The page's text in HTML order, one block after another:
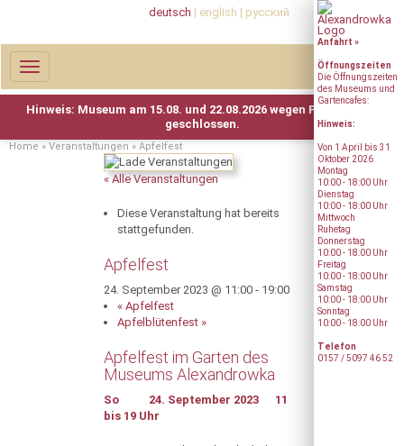
Anfahrt »
Öffnungs­zeiten
Die Öffnungszeiten
des Museums und
Gartencafes:
Hinweis:
Von 1 April bis 31
Oktober 2026
Montag
10:00 - 18:00 Uhr
Dienstag
10:00 - 18:00 Uhr
Mittwoch
Ruhetag
Donnerstag
10:00 - 18:00 Uhr
Freitag
10:00 - 18:00 Uhr
Samstag
10:00 - 18:00 Uhr
Sonntag
10:00 - 18:00 Uhr
Telefon
0157 / 5097 46 52
deutsch | english | русский
Toggle
navigation
Home » Veranstaltungen » Apfelfest
« Alle Veranstaltungen
Diese Veranstaltung hat bereits
stattgefunden.
Apfelfest
24. September 2023 @ 11:00 - 19:00
« Apfelfest
Apfelblütenfest »
Apfelfest im Garten des
Museums Alexandrowka
So 24. September 2023 11
bis 19 Uhr